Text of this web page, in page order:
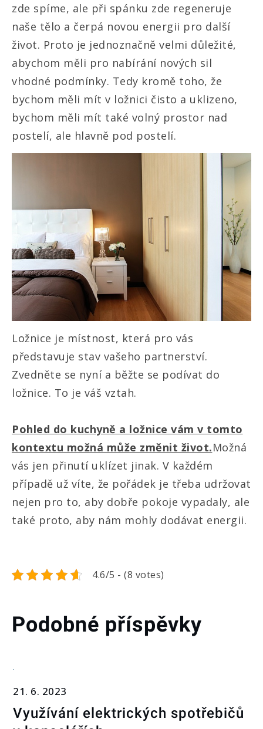
zde spíme, ale při spánku zde regeneruje
naše tělo a čerpá novou energii pro další
život. Proto je jednoznačně velmi důležité,
abychom měli pro nabírání nových sil
vhodné podmínky. Tedy kromě toho, že
bychom měli mít v ložnici čisto a uklizeno,
bychom měli mít také volný prostor nad
postelí, ale hlavně pod postelí.
Ložnice je místnost, která pro vás
představuje stav vašeho partnerství.
Zvedněte se nyní a běžte se podívat do
ložnice. To je váš vztah.
Pohled do kuchyně a ložnice vám v tomto
kontextu možná může změnit život.Možná
vás jen přinutí uklízet jinak. V každém
případě už víte, že pořádek je třeba udržovat
nejen pro to, aby dobře pokoje vypadaly, ale
také proto, aby nám mohly dodávat energii.
4.6/5 - (8 votes)
Podobné příspěvky
21. 6. 2023
Využívání elektrických spotřebičů